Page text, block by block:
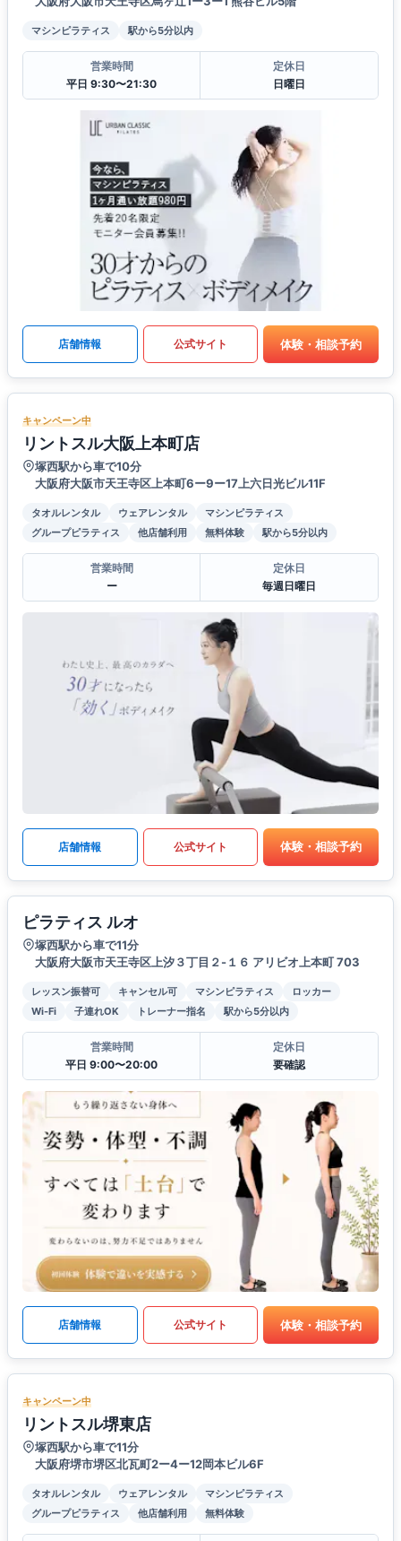
マシンピラティス 駅から5分以内
営業時間
平日 9:30〜21:30
定休日
日曜日
店舗情報 公式サイト 体験・相談予約
キャンペーン中
リントスル大阪上本町店
塚西駅から車で10分
大阪府大阪市天王寺区上本町6ー9ー17上六日光ビル11F
タオルレンタル ウェアレンタル
マシンピラティス
グループピラティス
他店舗利用 無料体験 駅から5分以内
営業時間
ー
定休日
毎週日曜日
店舗情報 公式サイト 体験・相談予約
ピラティス ルオ
塚西駅から車で11分
大阪府大阪市天王寺区上汐３丁目２-１６ アリビオ上本町 703
レッスン振替可 キャンセル可 マシンピラティス
ロッカー
Wi-Fi
子連れOK トレーナー指名 駅から5分以内
営業時間
平日 9:00〜20:00
定休日
要確認
店舗情報 公式サイト 体験・相談予約
キャンペーン中
リントスル堺東店
塚西駅から車で11分
大阪府堺市堺区北瓦町2ー4ー12岡本ビル6F
タオルレンタル ウェアレンタル
マシンピラティス
グループピラティス
他店舗利用 無料体験